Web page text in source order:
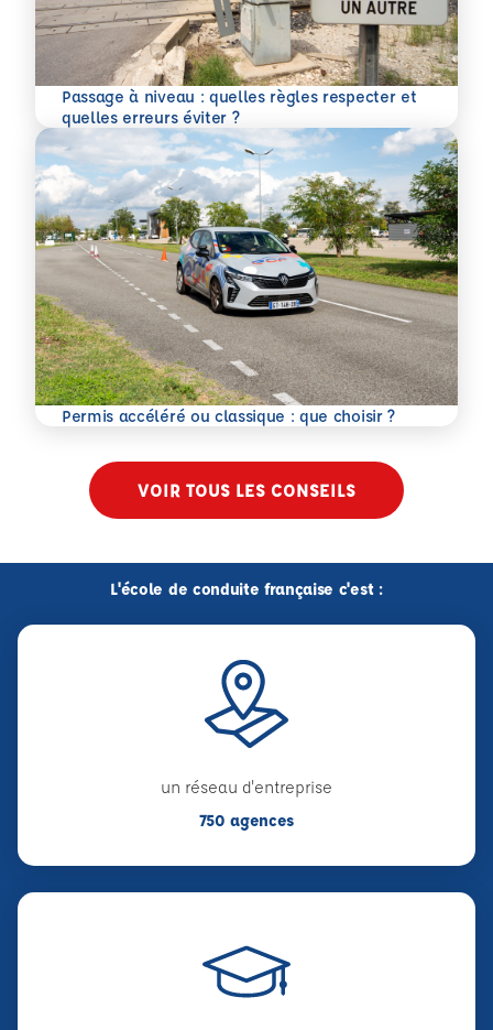
Passage à niveau : quelles règles respecter et
quelles erreurs éviter ?
En savoir plus
Permis accéléré ou classique : que choisir ?
En savoir plus
VOIR TOUS LES CONSEILS
L'école de conduite française c'est :
un réseau d'entreprise
750 agences